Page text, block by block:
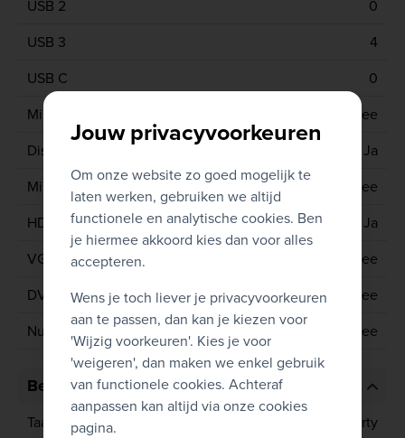
USB 2
0
USB 3
4
USB C
0
Mini display port
Nee
Display port
Ja
Mini HDMI
Nee
HDMI
Ja
VGA
Nee
DVI
Nee
Numeriek toetsenbord
Nee
Bediening
Taal toetsenbord
Azerty
Jouw privacyvoorkeuren
Om onze website zo goed mogelijk te
laten werken, gebruiken we altijd
functionele en analytische cookies. Ben
je hiermee akkoord kies dan voor alles
accepteren.
Wens je toch liever je privacyvoorkeuren
aan te passen, dan kan je kiezen voor
'Wijzig voorkeuren'. Kies je voor
'weigeren', dan maken we enkel gebruik
van functionele cookies. Achteraf
aanpassen kan altijd via onze cookies
pagina.